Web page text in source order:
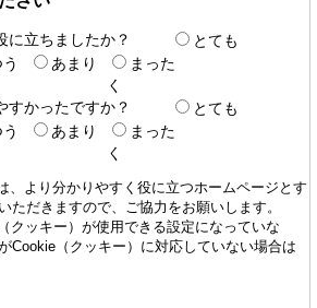
に立ちましたか？
とても
あまり
まった
く
すかったですか？
とても
あまり
まった
く
、より分かりやすく役に立つホームページとす
ただきますので、ご協力をお願いします。
クッキー）が使用できる設定になっていな
Cookie（クッキー）に対応していない場合は